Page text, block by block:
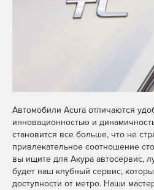
Автомобили Acura отличаются
инновационностью и
становится все больше, что не
привлекательное соотношение
вы ищите для Акура автосервис,
будет наш клубный сервис,
доступности от метро. Наши